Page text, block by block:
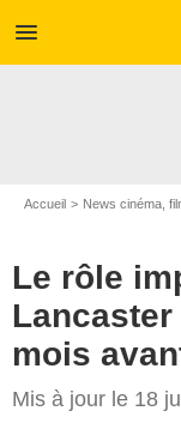
menu
Accueil News cinéma,
Le rôle
Lancaster
mois
Mis à jour le 18